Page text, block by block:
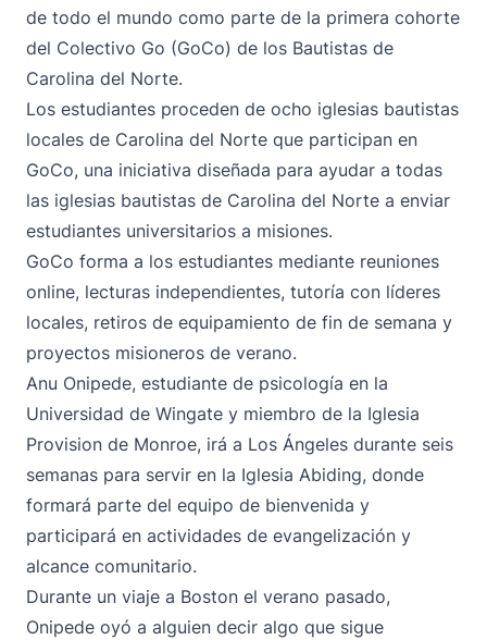
de todo el mundo como parte de la primera cohorte
del Colectivo Go (GoCo) de los Bautistas de
Carolina del Norte.
Los estudiantes proceden de ocho iglesias bautistas
locales de Carolina del Norte que participan en
GoCo, una iniciativa diseñada para ayudar a todas
las iglesias bautistas de Carolina del Norte a enviar
estudiantes universitarios a misiones.
GoCo forma a los estudiantes mediante reuniones
online, lecturas independientes, tutoría con líderes
locales, retiros de equipamiento de fin de semana y
proyectos misioneros de verano.
Anu Onipede, estudiante de psicología en la
Universidad de Wingate y miembro de la Iglesia
Provision de Monroe, irá a Los Ángeles durante seis
semanas para servir en la Iglesia Abiding, donde
formará parte del equipo de bienvenida y
participará en actividades de evangelización y
alcance comunitario.
Durante un viaje a Boston el verano pasado,
Onipede oyó a alguien decir algo que sigue